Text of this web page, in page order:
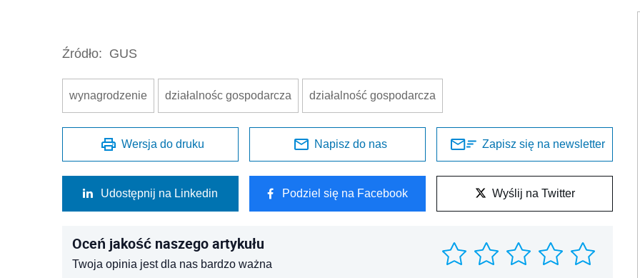
Źródło: GUS
wynagrodzenie działalnośc gospodarcza działalność gospodarcza
Wersja do druku Napisz do nas Zapisz się na newsletter
Udostępnij na Linkedin Podziel się na Facebook Wyślij na Twitter
Oceń jakość naszego artykułu
Twoja opinia jest dla nas bardzo ważna